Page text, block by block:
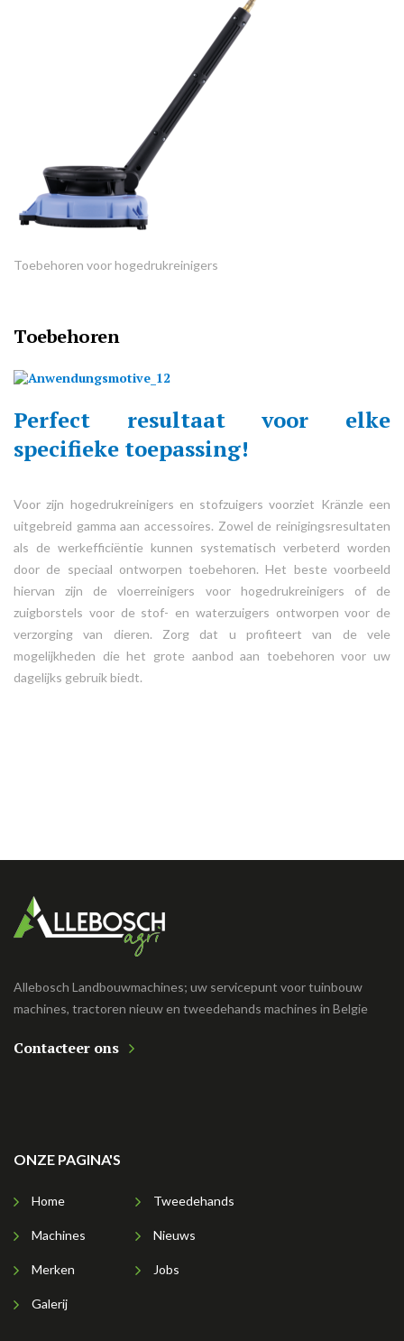
Toebehoren voor hogedrukreinigers
Toebehoren
Perfect resultaat voor elke
specifieke toepassing!
Voor zijn hogedrukreinigers en stofzuigers voorziet Kränzle een
uitgebreid gamma aan accessoires. Zowel de reinigingsresultaten
als de werkefficiëntie kunnen systematisch verbeterd worden
door de speciaal ontworpen toebehoren. Het beste voorbeeld
hiervan zijn de vloerreinigers voor hogedrukreinigers ofde
zuigborstels voor de stof- en waterzuigers ontworpen voor de
verzorging van dieren. Zorg dat u profiteert van de vele
mogelijkheden die het grote aanbod aan toebehoren voor uw
dagelijks gebruik biedt.
Allebosch Landbouwmachines; uw servicepunt voor tuinbouw
machines, tractoren nieuw en tweedehands machines in Belgie
Contacteer ons
ONZE PAGINA'S
Home
Machines
Merken
Galerij
Tweedehands
Nieuws
Jobs